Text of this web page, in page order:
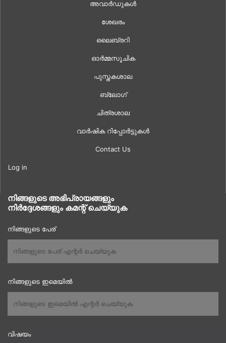
അവാർഡുകൾ
ശേഖരം
ലൈബ്രറി
ഓർമ്മസൂചിക
പുസ്തകശാല
ബ്ലോഗ്
ചിത്രശാല
വാർഷിക റിപ്പോർട്ടുകൾ
Contact Us
Log in
നിങ്ങളുടെ അഭിപ്രായങ്ങളും
നിർദ്ദേശങ്ങളും കമന്റ് ചെയ്യുക
നിങ്ങളുടെ പേര്
നിങ്ങളുടെ ഇമെയിൽ
വിഷയം